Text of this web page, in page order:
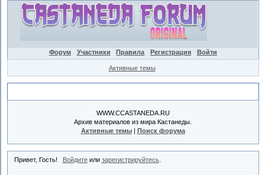
Форум Участники Правила Регистрация Войти
Активные темы
WWW.CCASTANEDA.RU
Архив материалов из мира Кастанеды.
Активные темы| Поиск форума
Привет, Гость! Войдитеили зарегистрируйтесь.